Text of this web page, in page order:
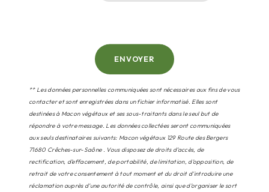
ENVOYER
** Les données personnelles communiquées sont nécessaires aux fins de vous
contacter et sont enregistrées dans un fichier informatisé. Elles sont
destinées à Macon végétaux et ses sous-traitants dans le seul but de
répondre à votre message. Les données collectées seront communiquées
aux seuls destinataires suivants: Macon végétaux 129 Route des Bergers
71680 Crêches-sur-Saône . Vous disposez de droits d’accès, de
rectification, d’effacement, de portabilité, de limitation, d’opposition, de
retrait de votre consentement à tout moment et du droit d’introduire une
réclamation auprès d’une autorité de contrôle, ainsi que d’organiser le sort